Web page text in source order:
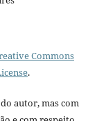
Commons
.
autor, mas com